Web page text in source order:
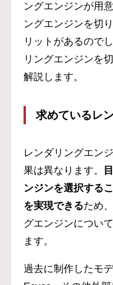
ングエンジンが用
ングエンジンを切
リットがあるので
リングエンジンを
解説します。
求めているレ
レンダリングエン
果は異なります。
ンジンを選択する
を実現できるため
グエンジンについ
ます。
過去に制作したモ